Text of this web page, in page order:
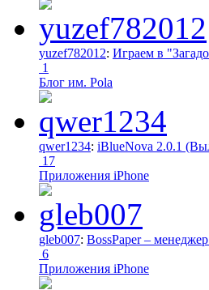
yuzef782012: Играем в
1
Блог им. Pola
qwer1234: iBlueNova 2.0.1
17
Приложения iPhone
gleb007: BossPaper –
6
Приложения iPhone